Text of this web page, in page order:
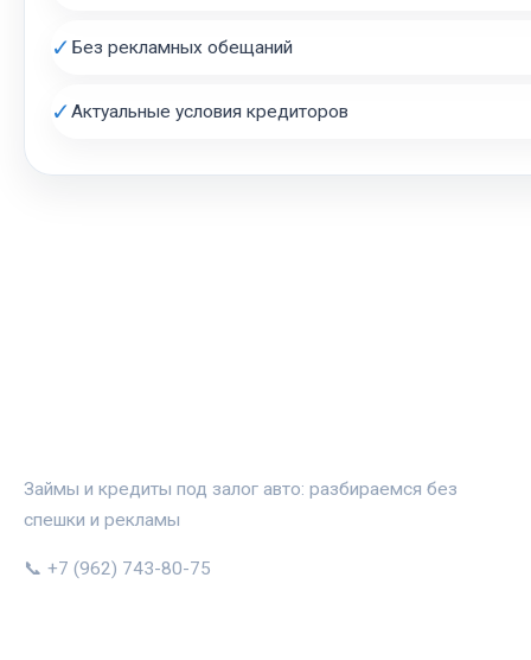
✓ Без рекламных обещаний
✓Актуальные условия кредиторов
Займы и кредиты под залог авто: разбираемся без
спешки и рекламы
📞 +7 (962) 743-80-75